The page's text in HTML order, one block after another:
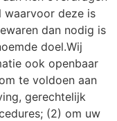
waarvoor deze is
dan nodig is
doel.Wij
ook openbaar
te voldoen aan
gerechtelijk
(2) om uw